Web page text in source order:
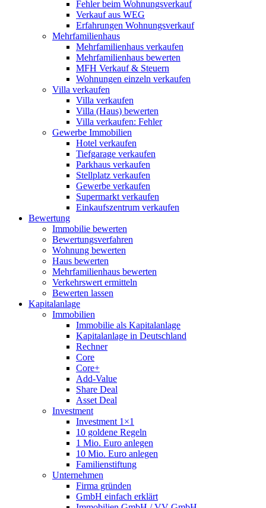
Fehler beim Wohnungsverkauf
Verkauf aus WEG
Erfahrungen Wohnungsverkauf
Mehrfamilienhaus
Mehrfamilienhaus verkaufen
Mehrfamilienhaus bewerten
MFH Verkauf & Steuern
Wohnungen einzeln verkaufen
Villa verkaufen
Villa verkaufen
Villa (Haus) bewerten
Villa verkaufen: Fehler
Gewerbe Immobilien
Hotel verkaufen
Tiefgarage verkaufen
Parkhaus verkaufen
Stellplatz verkaufen
Gewerbe verkaufen
Supermarkt verkaufen
Einkaufszentrum verkaufen
Bewertung
Immobilie bewerten
Bewertungsverfahren
Wohnung bewerten
Haus bewerten
Mehrfamilienhaus bewerten
Verkehrswert ermitteln
Bewerten lassen
Kapitalanlage
Immobilien
Immobilie als Kapitalanlage
Kapitalanlage in Deutschland
Rechner
Core
Core+
Add-Value
Share Deal
Asset Deal
Investment
Investment 1×1
10 goldene Regeln
1 Mio. Euro anlegen
10 Mio. Euro anlegen
Familienstiftung
Unternehmen
Firma gründen
GmbH einfach erklärt